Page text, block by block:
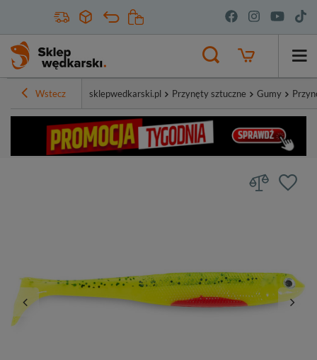
Wstecz sklepwedkarski.pl Przynęty sztuczne Gumy